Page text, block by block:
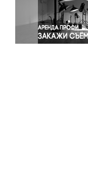
Экология
Экономика и